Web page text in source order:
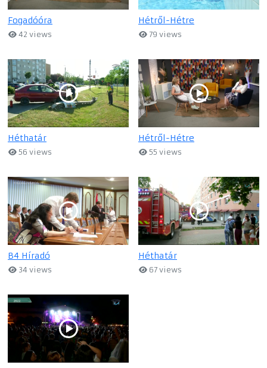
Fogadóóra
42 views
Hétről-Hétre
79 views
Héthatár
56 views
Hétről-Hétre
55 views
B4 Híradó
34 views
Héthatár
67 views